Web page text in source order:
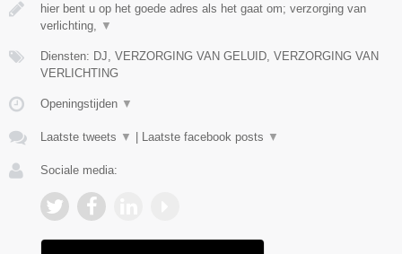
hier bent u op het goede adres als het gaat om; verzorging van
verlichting, ▼
Diensten: DJ, VERZORGING VAN GELUID, VERZORGING VAN
VERLICHTING
Openingstijden ▼
Laatste tweets ▼ Laatste facebook posts ▼
Sociale media: